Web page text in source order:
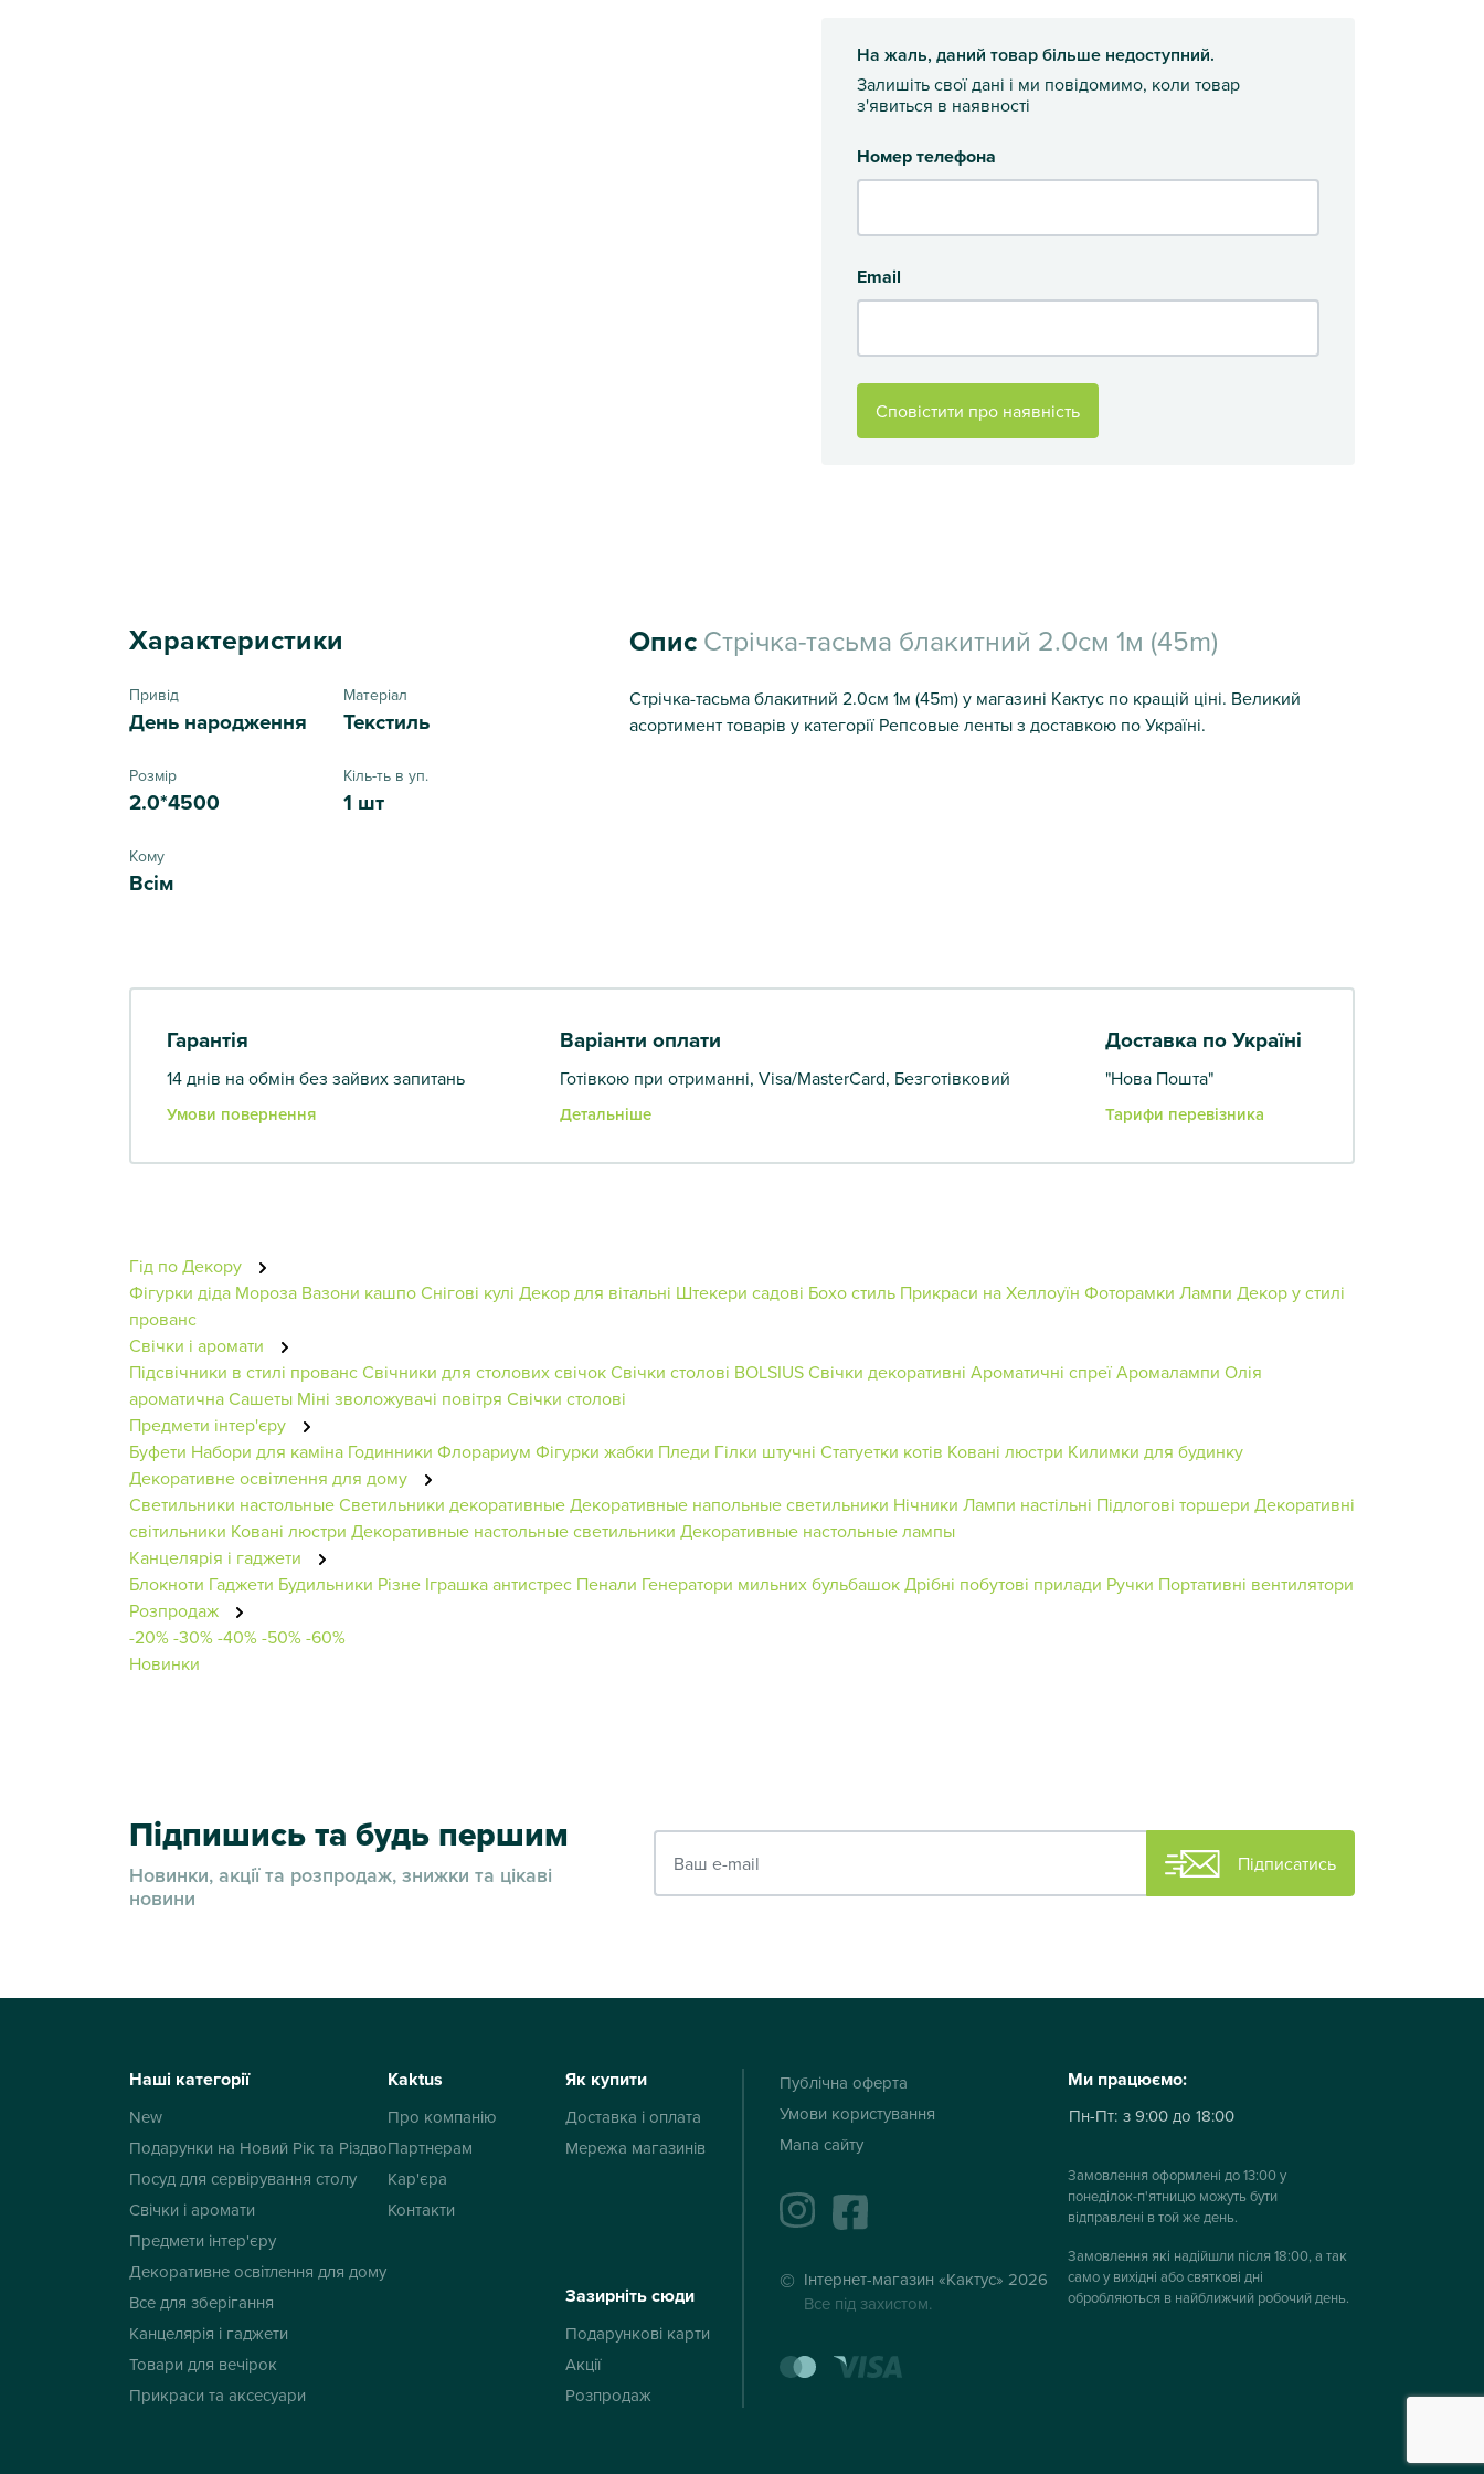
На жаль, даний товар більше недоступний.
Залишіть свої дані і ми повідомимо, коли товар
з'явиться в наявності
Номер телефона
Email
Сповістити про наявність
Характеристики
Привід
День народження
Матеріал
Текстиль
Розмір
2.0*4500
Кіль-ть в уп.
1 шт
Кому
Всім
Опис Стрічка-тасьма блакитний 2.0см 1м (45m)
Стрічка-тасьма блакитний 2.0см 1м (45m) у магазині Кактус по кращій ціні. Великий
асортимент товарів у категорії Репсовые ленты з доставкою по Україні.
Гарантія
14 днів на обмін без зайвих запитань
Умови повернення
Варіанти оплати
Готівкою при отриманні, Visa/MasterCard, Безготівковий
Детальніше
Доставка по Україні
"Нова Пошта"
Тарифи перевізника
Гід по Декору
Фігурки діда Мороза Вазони кашпоСнігові кулі Декор для вітальні Штекери садові Бохо стиль Прикраси на Хеллоуїн Фоторамки Лампи Декор у стилі
прованс
Свічки і аромати
Підсвічники в стилі провансСвічники для столових свічокСвічки столові BOLSIUSСвічки декоративні Ароматичні спреїАромалампи Олія
ароматичнаСашеты Міні зволожувачі повітря Свічки столові
Предмети інтер'єру
Буфети Набори для каміна Годинники Флорариум Фігурки жабки Пледи Гілки штучні Статуетки котів Ковані люстри Килимки для будинку
Декоративне освітлення для дому
Светильники настольныеСветильники декоративныеДекоративные напольные светильники Нічники Лампи настільні Підлогові торшери Декоративні
світильники Ковані люстри Декоративные настольные светильники Декоративные настольные лампы
Канцелярія і гаджети
Блокноти Гаджети Будильники Різне Іграшка антистрес Пенали Генератори мильних бульбашокДрібні побутові прилади Ручки Портативні вентилятори
Розпродаж
-20%-30%-40%-50%-60%
Новинки
Підпишись та будь першим
Новинки, акції та розпродаж, знижки та цікаві
новини
Підписатись
Наші категорії
New
Подарунки на Новий Рік та Різдво
Посуд для сервірування столу
Свічки і аромати
Предмети інтер'єру
Декоративне освітлення для дому
Все для зберігання
Канцелярія і гаджети
Товари для вечірок
Прикраси та аксесуари
Kaktus
Про компанію
Партнерам
Кар'єра
Контакти
Як купити
Доставка і оплата
Мережа магазинів
Зазирніть сюди
Подарункові карти
Акції
Розпродаж
Публічна оферта
Умови користування
Мапа сайту
instagramfacebook
Інтернет-магазин «Кактус» 2026
Все під захистом.
mastercard
Ми працюємо:
Пн-Пт: з 9:00 до 18:00
Замовлення оформлені до 13:00 у
понеділок-п'ятницю можуть бути
відправлені в той же день.
Замовлення які надійшли після 18:00, а так
само у вихідні або святкові дні
обробляються в найближчий робочий день.